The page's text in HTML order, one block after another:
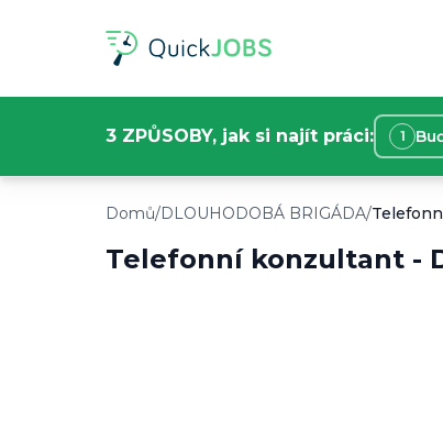
3 ZPŮSOBY, jak si najít práci: 1
Typ práce:DLOUHODOBÁ BRIGÁDA
Lokace:Praha, Česko
Plat: 200 Kč/ hod.
Domů/DLOUHODOBÁ BRIGÁDA/
Telefonní konzultant -